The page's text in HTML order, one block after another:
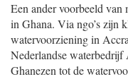
Een ander voorbeeld
in Ghana. Via ngo’s zijn
watervoorziening in
Nederlandse
Ghanezen tot de